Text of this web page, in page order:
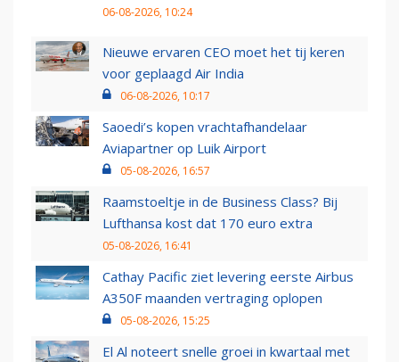
06-08-2026, 10:24
Nieuwe ervaren CEO moet het tij keren
voor geplaagd Air India
06-08-2026, 10:17
Saoedi’s kopen vrachtafhandelaar
Aviapartner op Luik Airport
05-08-2026, 16:57
Raamstoeltje in de Business Class? Bij
Lufthansa kost dat 170 euro extra
05-08-2026, 16:41
Cathay Pacific ziet levering eerste Airbus
A350F maanden vertraging oplopen
05-08-2026, 15:25
El Al noteert snelle groei in kwartaal met